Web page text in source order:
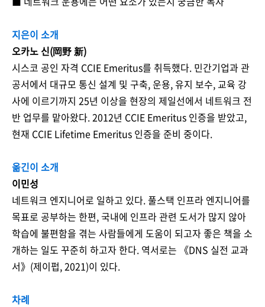
지은이 소개
오카노 신(岡野 新)
시스코 공인 자격 CCIE Emeritus를 취득했다. 민간기업과 관
공서에서 대규모 통신 설계 및 구축, 운용, 유지 보수, 교육 강
사에 이르기까지 25년 이상을 현장의 제일선에서 네트워크 전
반 업무를 맡아왔다. 2012년 CCIE Emeritus 인증을 받았고,
현재 CCIE Lifetime Emeritus 인증을 준비 중이다.
옮긴이 소개
이민성
네트워크 엔지니어로 일하고 있다. 풀스택 인프라 엔지니어를
목표로 공부하는 한편, 국내에 인프라 관련 도서가 많지 않아
학습에 불편함을 겪는 사람들에게 도움이 되고자 좋은 책을 소
개하는 일도 꾸준히 하고자 한다. 역서로는 《DNS 실전 교과
서》(제이펍, 2021)이 있다.
차례